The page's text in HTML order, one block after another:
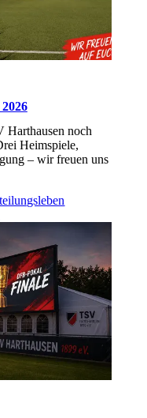
Harthausen noch
Heimspiele,
– wir freuen uns